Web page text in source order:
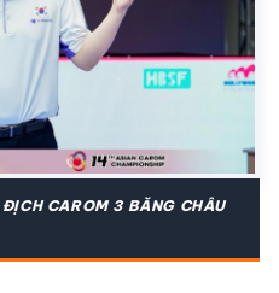
CAROM 3 BĂNG CHÂU